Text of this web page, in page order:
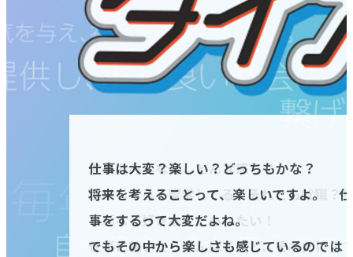
未来のみんなは、どんな感じ？
進学してる？留学してる？それとも就職？
し活など好きなこともしたい！
仕事に就いたらがんばるけど、それだけ？
将来の仕事はみえてきましたか？そのとき、
仕事以外の生活って想像できますか？
大学生活も順調！楽しく充実した日々を送
将来の仕事は考えた？それとも就活中？も
仕事は大変？楽しい？どっちもかな？
将来を考えることって、楽しいですよ。 仕
事をするって大変だよね。
でもその中から楽しさも感じているのでは
未来のみんなは、どんな感じ？
進学してる？留学してる？それとも就職？
し活など好きなこともしたい！
仕事に就いたらがんばるけど、それだけ？
将来の仕事はみえてきましたか？そのとき、
仕事以外の生活って想像できますか？
大学生活も順調！楽しく充実した日々を送
将来の仕事は考えた？それとも就活中？も
仕事は大変？楽しい？どっちもかな？
将来を考えることって、楽しいですよ。 仕
事をするって大変だよね。
でもその中から楽しさも感じているのでは